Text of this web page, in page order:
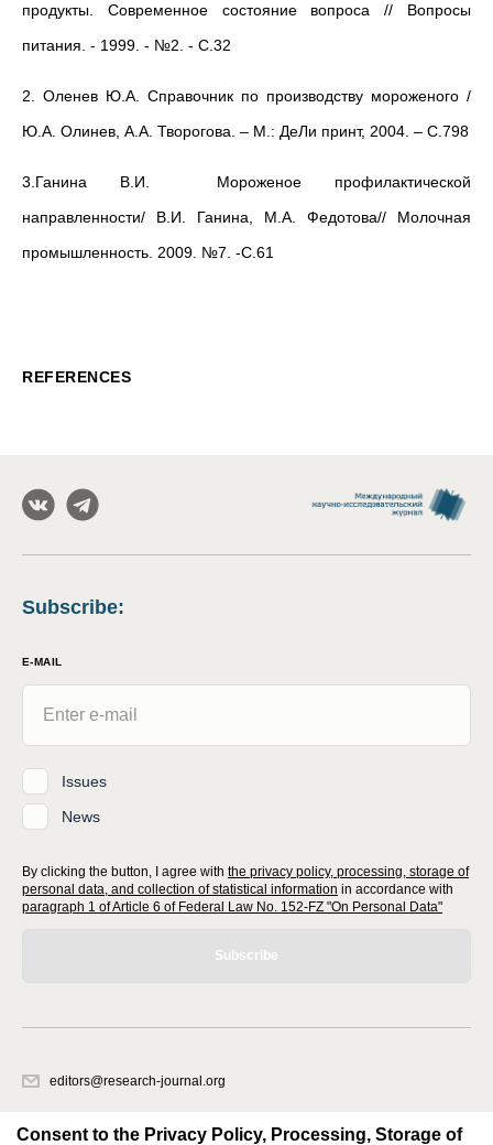
продукты. Современное состояние вопроса // Вопросы
питания. - 1999. - №2. - С.32
2. Оленев Ю.А. Справочник по производству мороженого /
Ю.А. Олинев, А.А. Творогова. – М.: ДеЛи принт, 2004. – С.798
3.Ганина В.И. Мороженое профилактической
направленности/ В.И. Ганина, М.А. Федотова// Молочная
промышленность. 2009. №7. -С.61
REFERENCES
Subscribe:
E-MAIL
Issues
News
By clicking the button, I agree with the privacy policy, processing, storage of
personal data, and collection of statistical information in accordance with
paragraph 1 of Article 6 of Federal Law No. 152-FZ "On Personal Data"
Subscribe
editors@research-journal.org
office 1
Consent to the Privacy Policy, Processing, Storage of